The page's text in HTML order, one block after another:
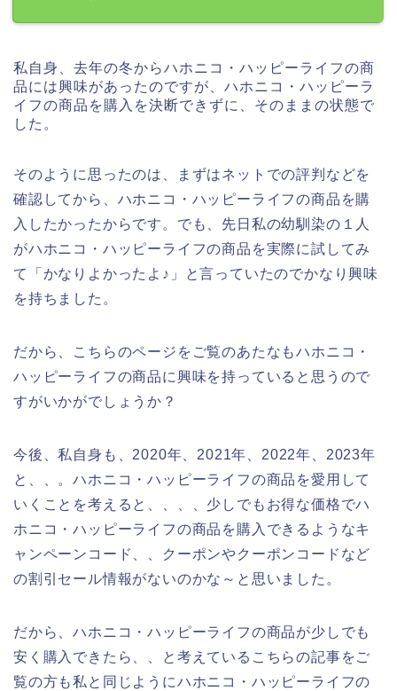
私自身、去年の冬からハホニコ・ハッピーライフの商
品には興味があったのですが、ハホニコ・ハッピーラ
イフの商品を購入を決断できずに、そのままの状態で
した。
そのように思ったのは、まずはネットでの評判などを
確認してから、ハホニコ・ハッピーライフの商品を購
入したかったからです。でも、先日私の幼馴染の１人
がハホニコ・ハッピーライフの商品を実際に試してみ
て「かなりよかったよ♪」と言っていたのでかなり興味
を持ちました。
だから、こちらのページをご覧のあたなもハホニコ・
ハッピーライフの商品に興味を持っていると思うので
すがいかがでしょうか？
今後、私自身も、2020年、2021年、2022年、2023年
と、、。ハホニコ・ハッピーライフの商品を愛用して
いくことを考えると、、、、少しでもお得な価格でハ
ホニコ・ハッピーライフの商品を購入できるようなキ
ャンペーンコード、、クーポンやクーポンコードなど
の割引セール情報がないのかな～と思いました。
だから、ハホニコ・ハッピーライフの商品が少しでも
安く購入できたら、、と考えているこちらの記事をご
覧の方も私と同じようにハホニコ・ハッピーライフの